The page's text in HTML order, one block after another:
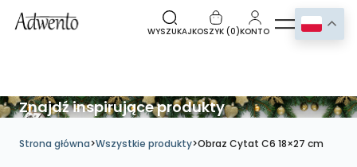
WYSZUKAJKOSZYK (0)KONTO
Znajdź inspirujące produkty
Strona główna>Wszystkie produkty>Obraz Cytat C6 18×27 cm